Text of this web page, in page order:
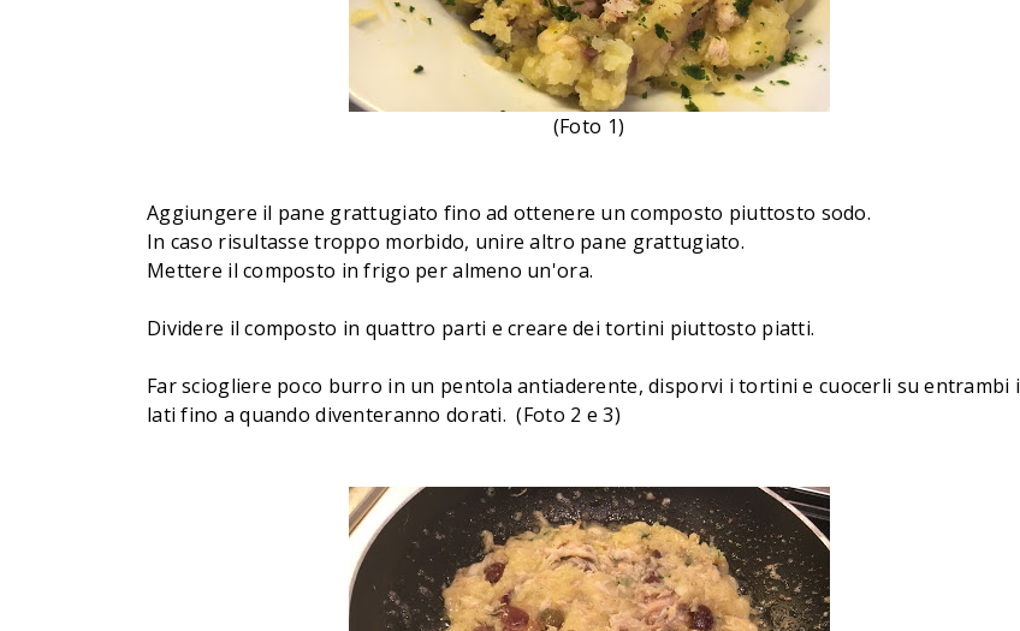
(Foto 1)
Aggiungere il pane grattugiato fino ad ottenere un composto piuttosto sodo.
In caso risultasse troppo morbido, unire altro pane grattugiato.
Mettere il composto in frigo per almeno un'ora.
Dividere il composto in quattro parti e creare dei tortini piuttosto piatti.
Far sciogliere poco burro in un pentola antiaderente, disporvi i tortini e cuocerli su entrambi i
lati fino a quando diventeranno dorati. (Foto 2 e 3)